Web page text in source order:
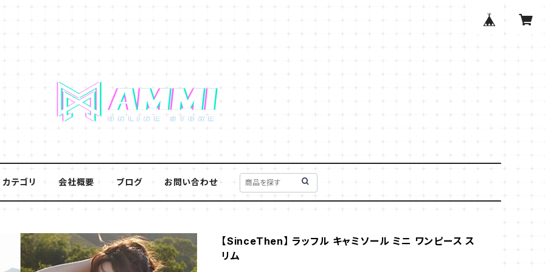
カテゴリ 会社概要 ブログ お問い合わせ
【SinceThen】 ラッフル キャミソール ミニ ワンピース ス
リム